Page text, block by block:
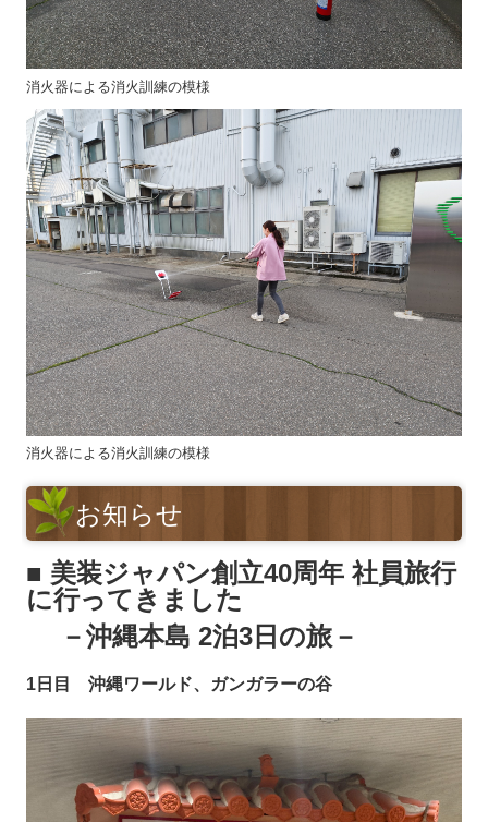
消火器による消火訓練の模様
消火器による消火訓練の模様
お知らせ
■ 美装ジャパン創立40周年社員旅行
に行ってきました
－沖縄本島 2泊3日の旅－
1日目 沖縄ワールド、ガンガラーの谷